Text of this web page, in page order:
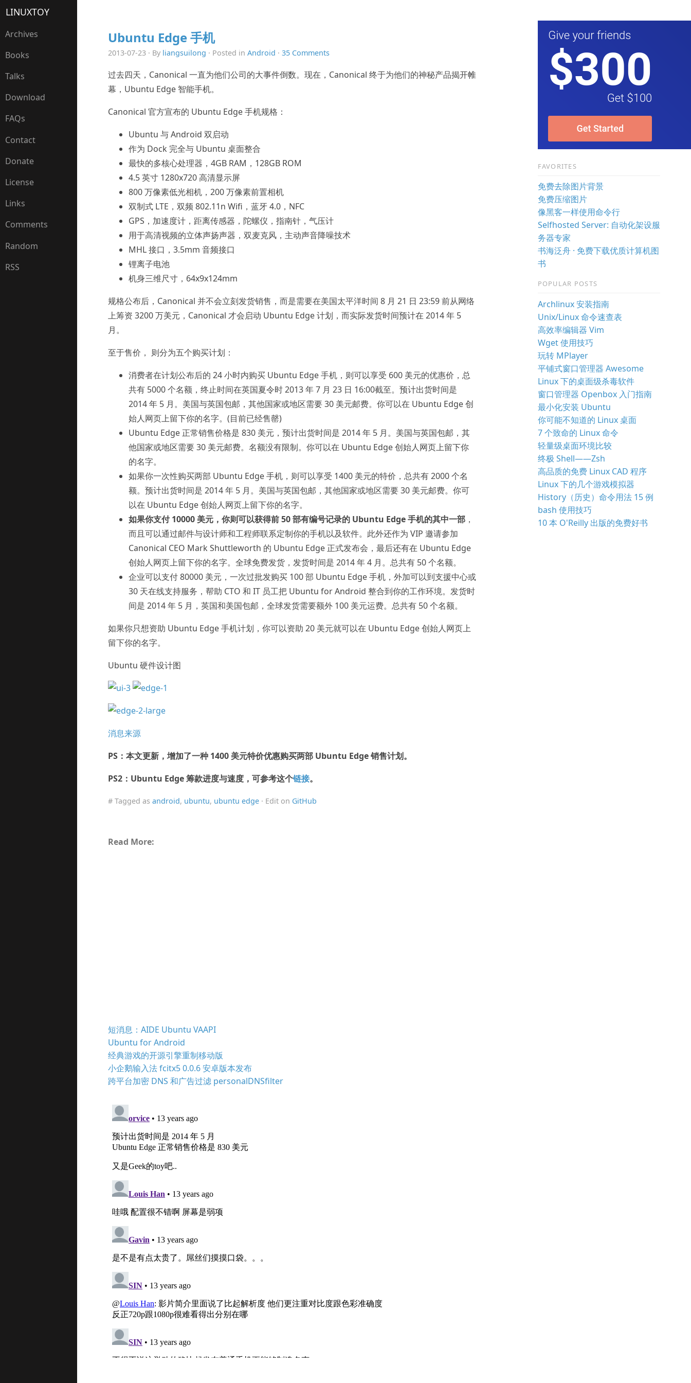
LINUXTOY
Archives
Books
Talks
Download
FAQs
Contact
Donate
License
Links
Comments
Random
RSS
Ubuntu Edge 手机
2013-07-23 · By liangsuilong · Posted in Android · 35 Comments
过去四天，Canonical 一直为他们公司的大事件倒数。现在，Canonical 终于为他们的神秘产品揭开帷
幕，Ubuntu Edge 智能手机。
Canonical 官方宣布的 Ubuntu Edge 手机规格：
Ubuntu 与 Android 双启动
作为 Dock 完全与 Ubuntu 桌面整合
最快的多核心处理器，4GB RAM，128GB ROM
4.5 英寸 1280x720 高清显示屏
800 万像素低光相机，200 万像素前置相机
双制式 LTE，双频 802.11n Wifi，蓝牙 4.0，NFC
GPS，加速度计，距离传感器，陀螺仪，指南针，气压计
用于高清视频的立体声扬声器，双麦克风，主动声音降噪技术
MHL 接口，3.5mm 音频接口
锂离子电池
机身三维尺寸，64x9x124mm
规格公布后，Canonical 并不会立刻发货销售，而是需要在美国太平洋时间 8 月 21 日 23:59 前从网络
上筹资 3200 万美元，Canonical 才会启动 Ubuntu Edge 计划，而实际发货时间预计在 2014 年 5
月。
至于售价， 则分为五个购买计划：
消费者在计划公布后的 24 小时内购买 Ubuntu Edge 手机，则可以享受 600 美元的优惠价，总
共有 5000 个名额，终止时间在英国夏令时 2013 年 7 月 23 日 16:00截至。预计出货时间是
2014 年 5 月。美国与英国包邮，其他国家或地区需要 30 美元邮费。你可以在 Ubuntu Edge 创
始人网页上留下你的名字。(目前已经售罄)
Ubuntu Edge 正常销售价格是 830 美元，预计出货时间是 2014 年 5 月。美国与英国包邮，其
他国家或地区需要 30 美元邮费。名额没有限制。你可以在 Ubuntu Edge 创始人网页上留下你
的名字。
如果你一次性购买两部 Ubuntu Edge 手机，则可以享受 1400 美元的特价，总共有 2000 个名
额。预计出货时间是 2014 年 5 月。美国与英国包邮，其他国家或地区需要 30 美元邮费。你可
以在 Ubuntu Edge 创始人网页上留下你的名字。
如果你支付 10000 美元，你则可以获得前 50 部有编号记录的 Ubuntu Edge 手机的其中一部，
而且可以通过邮件与设计师和工程师联系定制你的手机以及软件。此外还作为 VIP 邀请参加
Canonical CEO Mark Shuttleworth 的 Ubuntu Edge 正式发布会，最后还有在 Ubuntu Edge
创始人网页上留下你的名字。全球免费发货，发货时间是 2014 年 4 月。总共有 50 个名额。
企业可以支付 80000 美元，一次过批发购买 100 部 Ubuntu Edge 手机，外加可以到支援中心或
30 天在线支持服务，帮助 CTO 和 IT 员工把 Ubuntu for Android 整合到你的工作环境。发货时
间是 2014 年 5 月，英国和美国包邮，全球发货需要额外 100 美元运费。总共有 50 个名额。
如果你只想资助 Ubuntu Edge 手机计划，你可以资助 20 美元就可以在 Ubuntu Edge 创始人网页上
留下你的名字。
Ubuntu 硬件设计图
消息来源
PS：本文更新，增加了一种 1400 美元特价优惠购买两部 Ubuntu Edge 销售计划。
PS2：Ubuntu Edge 筹款进度与速度，可参考这个链接。
# Tagged as android, ubuntu, ubuntu edge· Edit on GitHub
Read More:
短消息：AIDE Ubuntu VAAPI
Ubuntu for Android
经典游戏的开源引擎重制移动版
小企鹅输入法 fcitx5 0.0.6 安卓版本发布
跨平台加密 DNS 和广告过滤 personalDNSfilter
FAVORITES
免费去除图片背景
免费压缩图片
像黑客一样使用命令行
Selfhosted Server: 自动化架设服
务器专家
书海泛舟 · 免费下载优质计算机图
书
POPULAR POSTS
Archlinux 安装指南
Unix/Linux 命令速查表
高效率编辑器 Vim
Wget 使用技巧
玩转 MPlayer
平铺式窗口管理器 Awesome
Linux 下的桌面级杀毒软件
窗口管理器 Openbox 入门指南
最小化安装 Ubuntu
你可能不知道的 Linux 桌面
7 个致命的 Linux 命令
轻量级桌面环境比较
终极 Shell——Zsh
高品质的免费 Linux CAD 程序
Linux 下的几个游戏模拟器
History（历史）命令用法 15 例
bash 使用技巧
10 本 O'Reilly 出版的免费好书